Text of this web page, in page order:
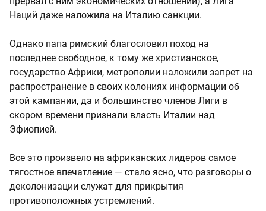
Наций даже наложила на Италию санкции.
Однако папа римский благословил поход на
последнее свободное, к тому же христианское,
государство Африки, метрополии наложили запрет на
распространение в своих колониях информации об
этой кампании, да и большинство членов Лиги в
скором времени признали власть Италии над
Эфиопией.
Все это произвело на африканских лидеров самое
тягостное впечатление — стало ясно, что разговоры о
деколонизации служат для прикрытия
противоположных устремлений.